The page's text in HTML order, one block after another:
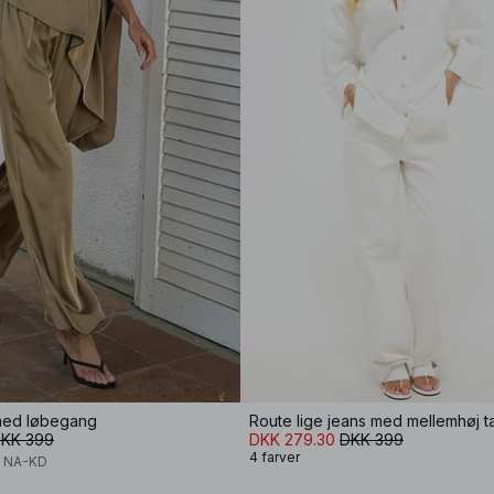
løbegang
399
KD
Route lige jeans med mellemhøj
DKK 279.30 DKK 399
4 farver